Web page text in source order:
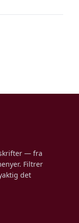
— fra
Filtrer
det